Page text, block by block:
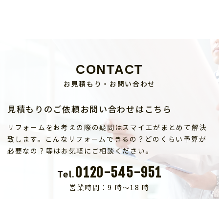
CONTACT
お見積もり・お問い合わせ
見積もりのご依頼お問い合わせはこちら
リフォームをお考えの際の疑問はスマイエがまとめて解決
致します。こんなリフォームできるの？どのくらい予算が
必要なの？等はお気軽にご相談ください。
Tel.0120-545-951
営業時間：9 時～18 時